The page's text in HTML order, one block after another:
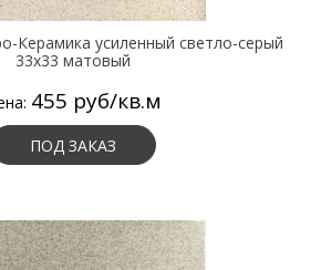
Керамика усиленный светло-серый
33х33 матовый
455 руб/кв.м
ПОД ЗАКАЗ